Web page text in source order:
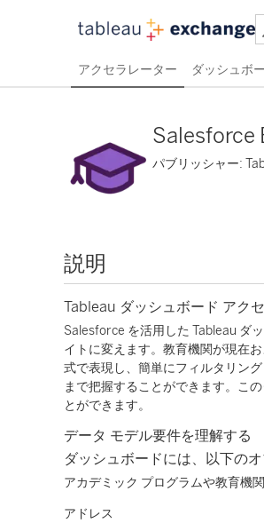
アクセラレーター ダッシュボ
Salesforce
パブリッシャー:
説明
Tableau ダッシュボード アク
Salesforce を活用した Tableau ダ
イトに変えます。教育機関が現在
式で表現し、簡単にフィルタリン
まで把握することができます。こ
とができます。
データ モデル要件を理解する
ダッシュボードには、以下の
アカデミック プログラムや教育機
アドレス